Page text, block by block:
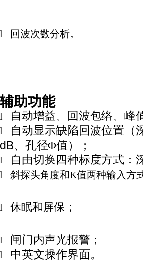
l 回波次数分析。
辅助功能
l 自动增益、回波包络、峰
l 自动显示缺陷回波位置 （
dB、孔径Φ值） ；
l 自由切换四种标度方式：
l 斜探头角度和K值两种输入方
l 休眠和屏保 ；
l 闸门内声光报警；
l 中英文操作界面。